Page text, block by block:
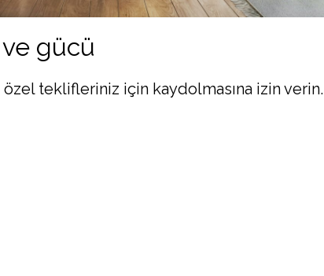
gücü
teklifleriniz için kaydolmasına izin verin.